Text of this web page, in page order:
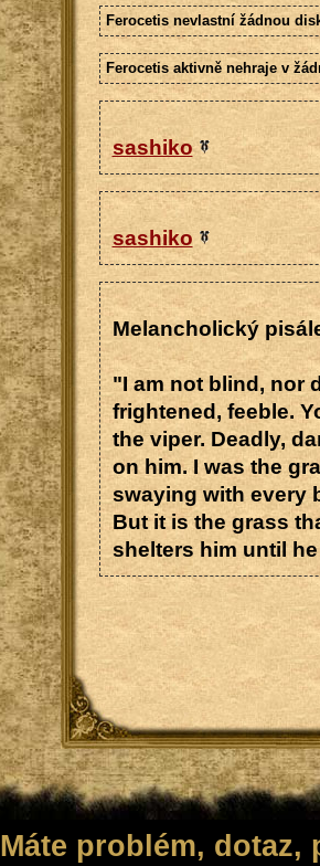
Ferocetis nevlastní žádnou
Ferocetis aktivně nehraje v
sashiko
sashiko
Melancholický
"I am not blind, nor
frightened, feeble.
the viper. Deadly,
on him. I was the
swaying with every
But it is the grass
shelters him until
Máte problém,